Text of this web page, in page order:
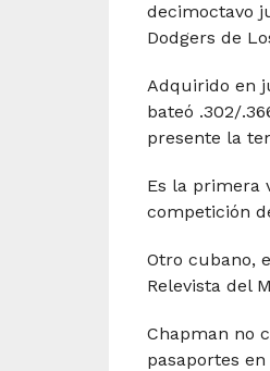
decimoctavo
Dodgers de
Adquirido en
bateó .302/
presente la
Es la primera
competición
Otro cubano,
Relevista del
Chapman no
pasaportes